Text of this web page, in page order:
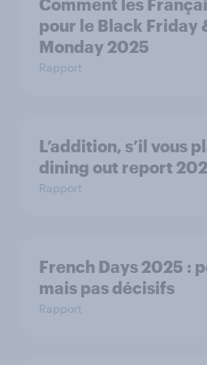
Comment les
pour le Black Friday
Monday 2025
Rapport
L’addition, s’il vous
dining out report
Rapport
French Days 2025 :
mais pas décisifs
Rapport